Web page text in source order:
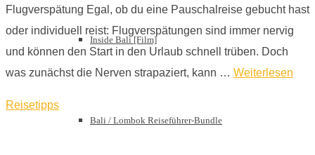
Inside Bali [Film]
Bali / Lombok Reiseführer-Bundle
Flugverspätung Egal, ob du eine Pauschalreise gebucht hast
oder individuell reist: Flugverspätungen sind immer nervig
und können den Start in den Urlaub schnell trüben. Doch
was zunächst die Nerven strapaziert, kann … Weiterlesen
Reisetipps